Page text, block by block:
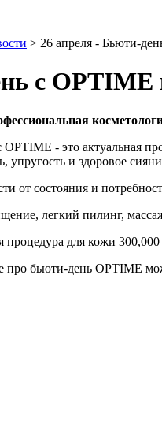
> 26 апреля - Бьюти-
с
- это актуальная
упругость и здоровое
от состояния и
легкий пилинг,
процедура для кожи
про бьюти-день OPTIME